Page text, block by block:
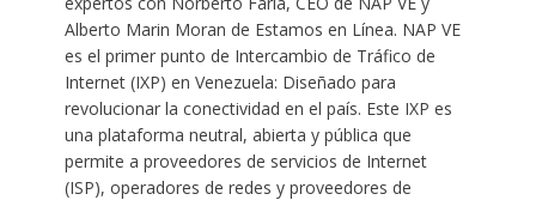
Alberto Marin Moran de Estamos en Línea. NAP VE
es el primer punto de Intercambio de Tráfico de
Internet (IXP) en Venezuela: Diseñado para
revolucionar la conectividad en el país. Este IXP es
una plataforma neutral, abierta y pública que
permite a proveedores de servicios de Internet
(ISP), operadores de redes y proveedores de